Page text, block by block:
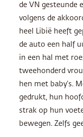
de VN gesteunde
volgens de
heel Libië heeft
de auto een half
in een hal met
tweehonderd
hen met baby’s.
gedrukt, hun
strak op hun
bewegen. Zelfs